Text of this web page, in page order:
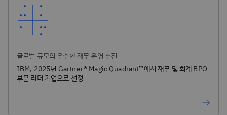
글로벌 규모의 우수한 재무 운영 추진
IBM, 2025년 Gartner® Magic Quadrant™에서 재무 및 회계 BPO
부문 리더 기업으로 선정